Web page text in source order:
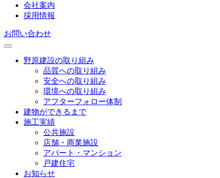
会社案内
採用情報
お問い合わせ
野原建設の取り組み
品質への取り組み
安全への取り組み
環境への取り組み
アフターフォロー体制
建物ができるまで
施工実績
公共施設
店舗・商業施設
アパート・マンション
戸建住宅
お知らせ